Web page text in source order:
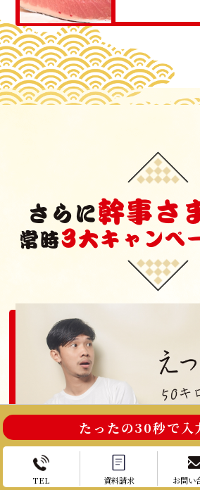
たったの30秒で入
TEL 資料請求 お問い
さらに幹事さ
常時3大キャンペ